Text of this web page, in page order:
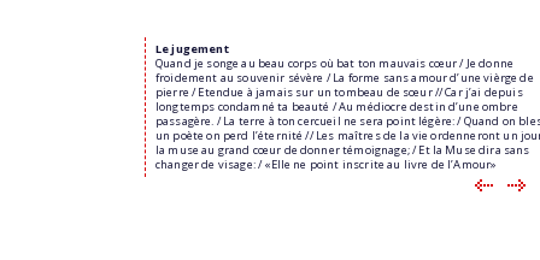
Le jugement
Quand je songe au beau corps où bat ton mauvais cœur / Je donne
froidement au souvenir sévère / La forme sans amour d’une vièrge de
pierre / Etendue à jamais sur un tombeau de sœur // Car j’ai depuis
longtemps condamné ta beauté / Au médiocre destin d’une ombre
passagère. / La terre à ton cercueil ne sera point légère: / Quand on
un poète on perd l’éternité // Les maîtres de la vie ordenneront un
la muse au grand cœur de donner témoignage; / Et la Muse dira sans
changer de visage: / «Elle ne point inscrite au livre de l’Amour»